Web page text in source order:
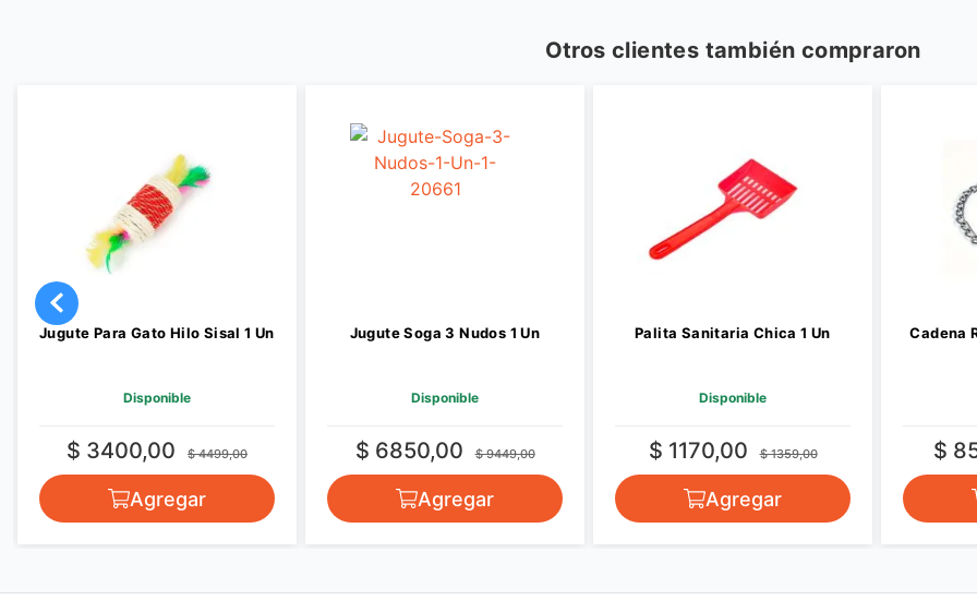
Otros clientes también compraron
Jugute Para Gato Hilo Sisal 1 Un
Disponible
$ 3400,00 $ 4499,00
Agregar
Jugute Soga 3 Nudos 1 Un
Disponible
$ 6850,00 $ 9449,00
Agregar
Palita Sanitaria Chica 1 Un
Disponible
$ 1170,00 $ 1359,00
Agregar
Cadena
$